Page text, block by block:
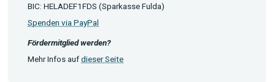
BIC: HELADEF1FDS (Sparkasse Fulda)
Spenden via PayPal
Fördermitglied werden?
Mehr Infos aufdieser Seite